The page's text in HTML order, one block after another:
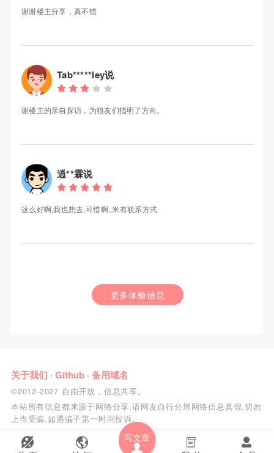
写文章
谢谢楼主分享，真不错
Tab*****ley说
谢楼主的亲自探访，为狼友们指明了方向。
逍**霖说
这么好啊,我也想去,可惜啊,,米有联系方式
更多体验信息
关于我们 · Github· 备用域名
©2012-2027 自由开放，信息共享。
本站所有信息都来源于网络分享,请网友自行分辨网络信息真假,切勿
上当受骗,如遇骗子第一时间投诉.